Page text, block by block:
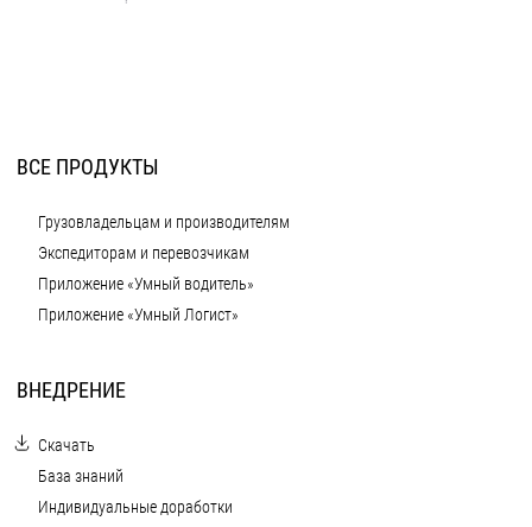
ВСЕ ПРОДУКТЫ
Грузовладельцам и производителям
Экспедиторам и перевозчикам
Приложение «Умный водитель»
Приложение «Умный Логист»
ВНЕДРЕНИЕ
Скачать
База знаний
Индивидуальные доработки